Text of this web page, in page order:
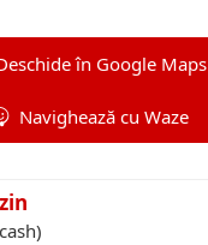
în Google Maps
Navighează cu Waze